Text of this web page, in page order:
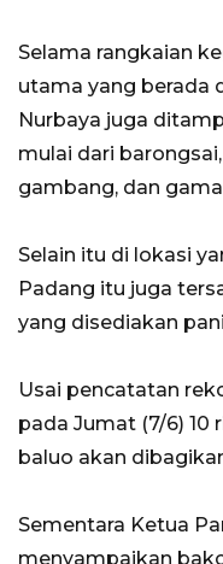
Selama rangkaian
utama yang berada
Nurbaya juga
mulai dari
gambang, dan
Selain itu di lokasi
Padang itu juga
yang disediakan
Usai pencatatan
pada Jumat (7/6) 10
baluo akan
Sementara Ketua
menyampaikan